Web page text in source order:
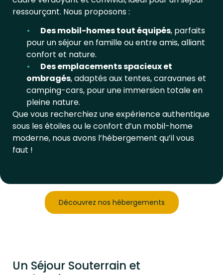
ressourçant. Nous proposons :
Des mobil-homes tout équipés, parfaits
pour un séjour en famille ou entre amis, alliant
confort et nature.
Des emplacements spacieux et
ombragés, adaptés aux tentes, caravanes et
camping-cars, pour une immersion totale en
pleine nature.
Que vous recherchiez une expérience authentique
sous les étoiles ou le confort d’un mobil-home
moderne, nous avons l’hébergement qu’il vous
faut !
Découvrez nos hébergements
Un Séjour Souterrain et